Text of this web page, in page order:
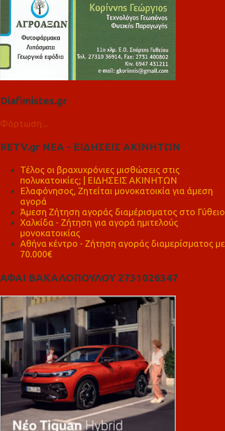
Diafimistes.gr
Φόρτωση...
RETV.gr ΝΕΑ - ΕΙΔΗΣΕΙΣ ΑΚΙΝΗΤΩΝ
Τέλος οι βραχυχρόνιες μισθώσεις στις
πολυκατοικίες; | ΕΙΔΗΣΕΙΣ ΑΚΙΝΗΤΩΝ
Ελαφόνησος, Ζητείται μονοκατοικία για άμεση
αγορά
Άμεση Ζήτηση αγοράς διαμέρισματος στο Γύθειο
Χαλκίδα - Ζήτηση για αγορά ημιτελούς
μονοκατοικίας
Αθήνα κέντρο - Ζήτηση αγοράς διαμερίσματος με
70.000€
ΑΦΑΙ ΒΑΚΑΛΟΠΟΥΛΟΥ 2731026347